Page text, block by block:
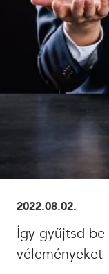
2022.08.02.
Így gyűjtsd be
véleményeket